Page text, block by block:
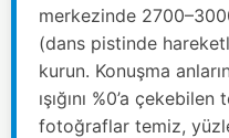
merkezinde
(dans pistinde
kurun. Konuşma
ışığını %0’a
fotoğraflar temiz,